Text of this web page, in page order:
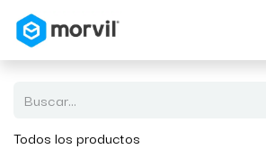
Todos los productos